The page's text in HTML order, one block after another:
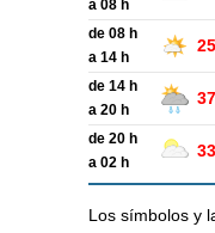
a 08 h
de 08 h
a 14 h
de 14 h
a 20 h
de 20 h
a 02 h
Los símbolos y